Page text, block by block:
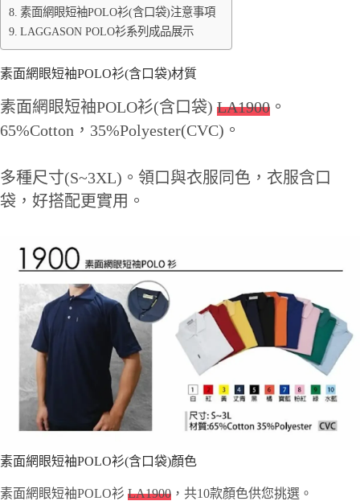
素面網眼短袖POLO衫(含口袋)注意事項
LAGGASON POLO衫系列成品展示
素面網眼短袖POLO衫(含口袋)材質
素面網眼短袖POLO衫(含口袋) LA1900 。
65%Cotton，35%Polyester(CVC)。
多種尺寸(S~3XL)。領口與衣服同色，衣服含口
袋，好搭配更實用。
素面網眼短袖POLO衫(含口袋)顏色
素面網眼短袖POLO衫 LA1900 ，共10款顏色供您挑選。